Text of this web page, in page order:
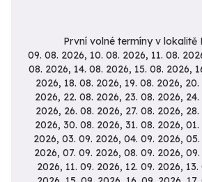
První volné termíny v lokalitě
09. 08. 2026, 10. 08. 2026, 11. 08. 2026, 12. 08. 2026, 13. 08. 2026, 14. 08. 2026, 15. 08. 2026, 16. 08. 2026, 17. 08. 2026, 18. 08. 2026, 19. 08. 2026, 20. 08. 2026, 21. 08. 2026, 22. 08. 2026, 23. 08. 2026, 24. 08. 2026, 25. 08. 2026, 26. 08. 2026, 27. 08. 2026, 28. 08. 2026, 29. 08. 2026, 30. 08. 2026, 31. 08. 2026, 01. 09. 2026, 02. 09. 2026, 03. 09. 2026, 04. 09. 2026, 05. 09. 2026, 06. 09. 2026, 07. 09. 2026, 08. 09. 2026, 09. 09. 2026, 10. 09. 2026, 11. 09. 2026, 12. 09. 2026, 13. 09. 2026, 14. 09. 2026, 15. 09. 2026, 16. 09. 2026, 17. 09. 2026, 18. 09. 2026, 19. 09. 2026, 20. 09. 2026, 21. 09. 2026, 22. 09. 2026, 23. 09. 2026, 24. 09. 2026, 25. 09. 2026, 26. 09. 2026, 27. 09. 2026, 28. 09. 2026, 29. 09. 2026, 30. 09. 2026, 01. 10. 2026, 02. 10. 2026, 03. 10. 2026, 04. 10. 2026, 05. 10. 2026, 06. 10. 2026, 07. 10. 2026, 08. 10. 2026, 09. 10. 2026, 10. 10. 2026, 11. 10. 2026, 12. 10. 2026, 13. 10. 2026, 14. 10. 2026, 15. 10. 2026, 16. 10. 2026, 17. 10. 2026, 18. 10. 2026, 19. 10. 2026, 20. 10. 2026,